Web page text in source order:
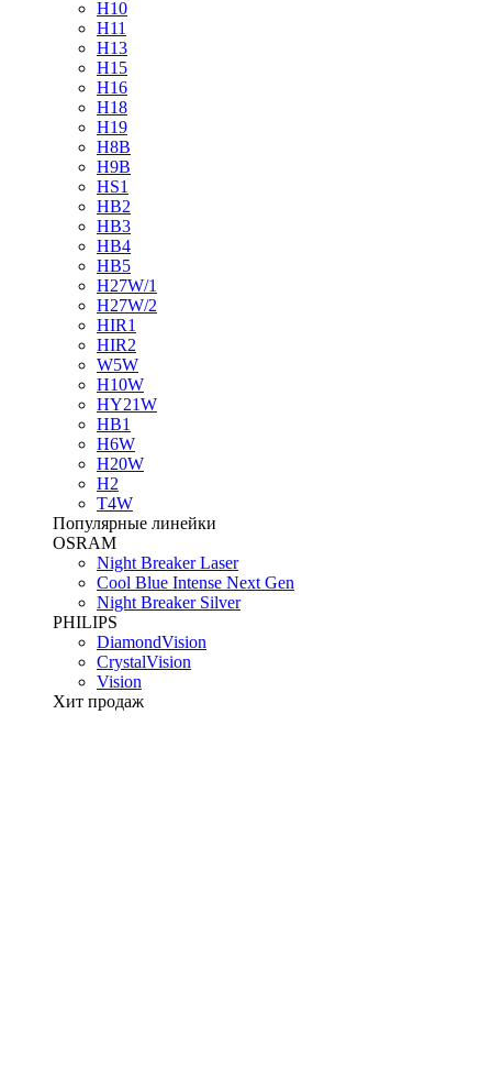
H10
H11
H13
H15
H16
H18
H19
H8B
H9B
HS1
HB2
HB3
HB4
HB5
H27W/1
H27W/2
HIR1
HIR2
W5W
H10W
HY21W
HB1
H6W
H20W
H2
T4W
Популярные линейки
OSRAM
Night Breaker Laser
Cool Blue Intense Next Gen
Night Breaker Silver
PHILIPS
DiamondVision
CrystalVision
Vision
Хит продаж